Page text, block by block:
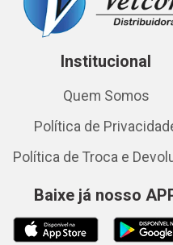
Institucional
Quem Somos
Política de
Política de Troca e
Baixe já nosso